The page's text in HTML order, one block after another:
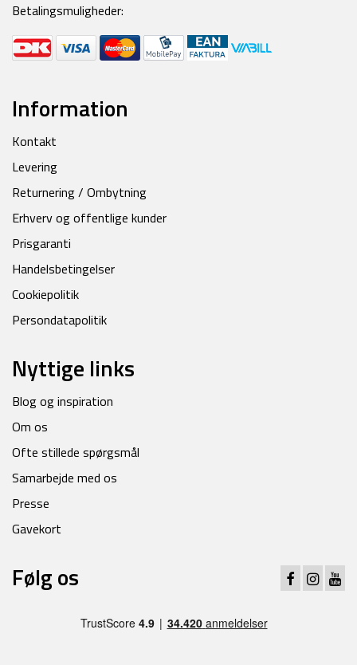
Betalingsmuligheder:
Information
Kontakt
Levering
Returnering / Ombytning
Erhverv og offentlige kunder
Prisgaranti
Handelsbetingelser
Cookiepolitik
Persondatapolitik
Nyttige links
Blog og inspiration
Om os
Ofte stillede spørgsmål
Samarbejde med os
Presse
Gavekort
Følg os